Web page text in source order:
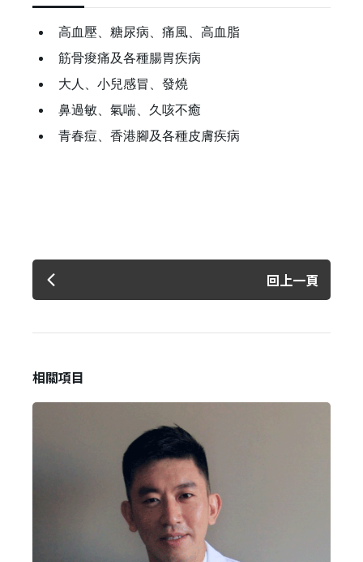
高血壓、糖尿病、痛風、高血脂
筋骨痠痛及各種腸胃疾病
大人、小兒感冒、發燒
鼻過敏、氣喘、久咳不癒
青春痘、香港腳及各種皮膚疾病
回上一頁
相關項目